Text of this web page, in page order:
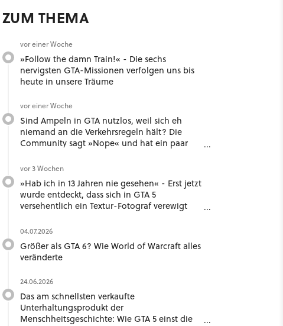
ZUM THEMA
vor einer Woche
»Follow the damn Train!« - Die sechs
nervigsten GTA-Missionen verfolgen uns bis
heute in unsere Träume
vor einer Woche
Sind Ampeln in GTA nutzlos, weil sich eh
niemand an die Verkehrsregeln hält? Die
Community sagt »Nope« und hat ein paar
vor 3 Wochen
»Hab ich in 13 Jahren nie gesehen« - Erst jetzt
wurde entdeckt, dass sich in GTA 5
versehentlich ein Textur-Fotograf verewigt
04.07.2026
Größer als GTA 6? Wie World of Warcraft alles
veränderte
24.06.2026
Das am schnellsten verkaufte
Unterhaltungsprodukt der
Menschheitsgeschichte: Wie GTA 5 einst die